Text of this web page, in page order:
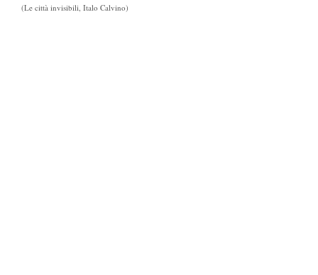
(Le città invisibili, Italo Calvino)